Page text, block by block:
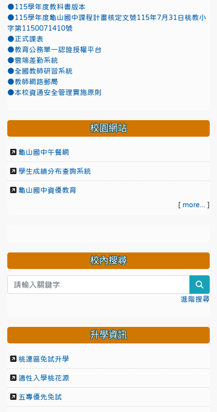
●115學年度教科書版本
●115學年度龜山國中課程計畫核定文號115年7月31日桃教小
字第1150071410號
●正式課表
●教育公務單一認證授權平台
●雲端差勤系統
●全國教師研習系統
●教師網路郵局
●本校資通安全管理實施原則
校園網站
龜山國中午餐網
學生成績分布查詢系統
龜山國中資優教育
[ more... ]
校內搜尋
進階搜尋
升學資訊
桃連區免試升學
適性入學桃花源
五專優先免試